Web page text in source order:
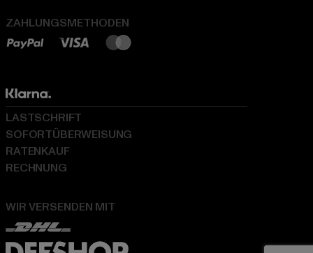
ZAHLUNGSMETHODEN
WIR VERSENDEN MIT
LASTSCHRIFT
SOFORTÜBERWEISUNG
RATENKAUF
RECHNUNG